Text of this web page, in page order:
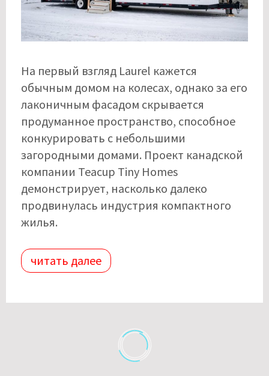
На первый взгляд Laurel кажется
обычным домом на колесах, однако за его
лаконичным фасадом скрывается
продуманное пространство, способное
конкурировать с небольшими
загородными домами. Проект канадской
компании Teacup Tiny Homes
демонстрирует, насколько далеко
продвинулась индустрия компактного
жилья.
читать далее